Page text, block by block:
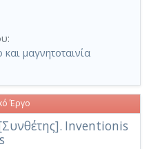
μαγνητοταινία
Inventionis
Έργο